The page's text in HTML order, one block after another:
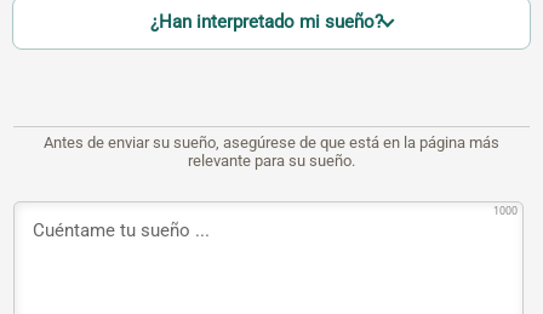
¿Han interpretado mi sueño?
Antes de enviar su sueño, asegúrese de que está en la página más
relevante para su sueño.
1000